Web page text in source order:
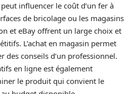
peut influencer le coût d’un fer à
de bricolage ou les magasins
et eBay offrent un large choix et
L’achat en magasin permet
des conseils d’un professionnel.
en ligne est également
le produit qui convient le